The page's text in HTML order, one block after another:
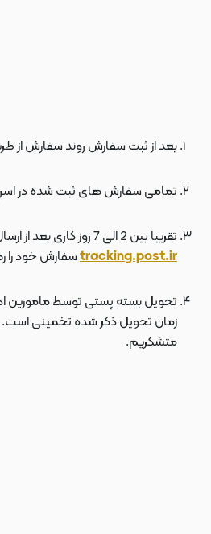
بعد از ثبت سفارش روند سفارش از
تمامی سفارش های ثبت شده در
تقریبا بین 2 الی 7 روز کاری بعد از ارسال بسته به پست سفارش شما به دستتان می رسد . بعد از ارسال بسته به پست ، کد مرسوله هم برای شما پیامک می شود که توسط آن می توانید در سایت پست به نشانی
tracking.post.irسفارش خود را
تحویل بسته پستی توسط مامورین
زمان تحویل ذکر شده تخمینی است.
متشکریم.